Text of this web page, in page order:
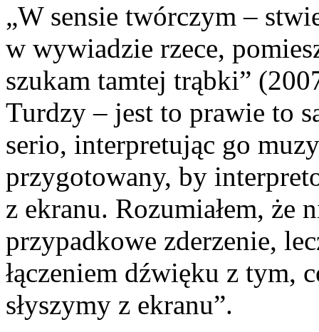
„W sensie twórczym –
w wywiadzie rzece,
szukam tamtej trąbki”
Turdzy – jest to prawie to
serio, interpretując go
przygotowany, by
z ekranu. Rozumiałem, że
przypadkowe zderzenie,
łączeniem dźwięku z tym,
słyszymy z ekranu”.